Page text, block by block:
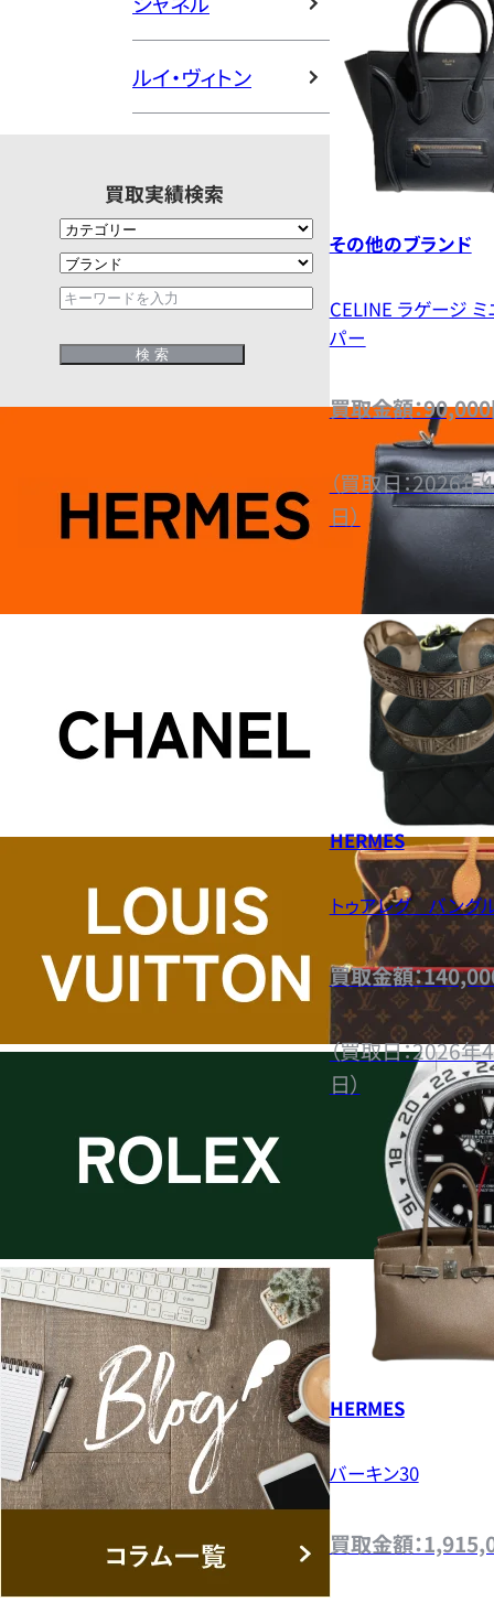
ルイ・ヴィトン
買取実績検索
その他のブランド
CELINE ラゲージ ミ
パー
買取金額：
（買取日：2026
日）
HERMES
トゥアレグ バング
買取金額：
（買取日：2026年
日）
HERMES
バーキン30
買取金額：